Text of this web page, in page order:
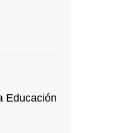
Educación